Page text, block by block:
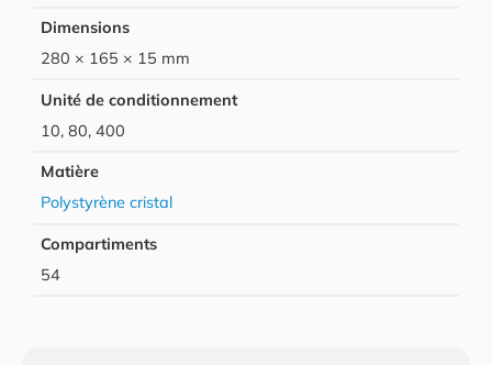
Dimensions
280 × 165 × 15 mm
Unité de conditionnement
10, 80, 400
Matière
Polystyrène cristal
Compartiments
54